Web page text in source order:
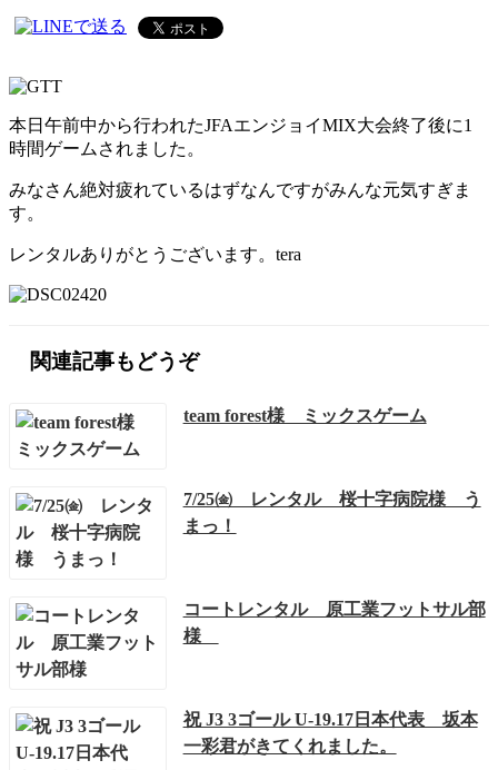
本日午前中から行われたJFAエンジョイMIX大会終了後に1
時間ゲームされました。
みなさん絶対疲れているはずなんですがみんな元気すぎま
す。
レンタルありがとうございます。tera
関連記事もどうぞ
team forest様 ミックスゲーム
7/25㈮ レンタル 桜十字病院様 う
まっ！
コートレンタル 原工業フットサル部
様
祝 J3 3ゴール U-19.17日本代表 坂本
一彩君がきてくれました。